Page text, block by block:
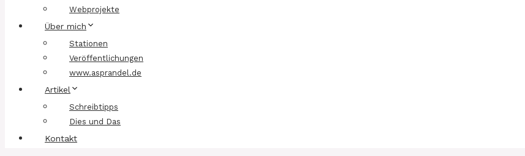
Webprojekte
Über mich
Stationen
Veröffentlichungen
www.asprandel.de
Artikel
Schreibtipps
Dies und Das
Kontakt